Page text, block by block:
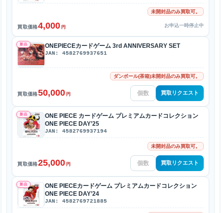
未開封品のみ買取可。
買取価格4,000 円 お申込一時停止中
新品 ONEPIECEカードゲーム 3rd ANNIVERSARY SET
JAN: 4582769937651
ダンボール(茶箱)未開封品のみ買取可。
買取価格50,000 円 買取リクエスト
新品
ONE PIECE カードゲーム プレミアムカードコレクション
ONE PIECE DAY’25
JAN: 4582769937194
未開封品のみ買取可。
買取価格25,000 円 買取リクエスト
新品
ONE PIECEカードゲーム プレミアムカードコレクション
ONE PIECE DAY’24
JAN: 4582769721885